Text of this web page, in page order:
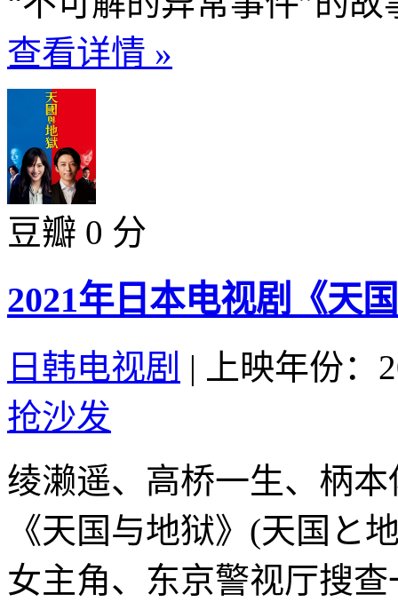
查看详情 »
豆瓣 0 分
2021年日本电视剧《天
日韩电视剧 |
上映年份：
抢沙发
绫濑遥、高桥一生、柄
《天国与地狱》(天国と
女主角、东京警视厅搜